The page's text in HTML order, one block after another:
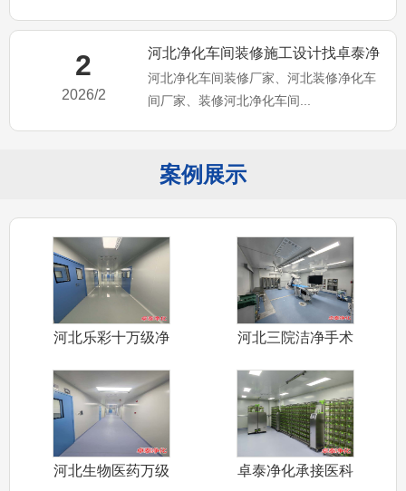
2
2026/2
河北净化车间装修施工设计找卓泰净
化工程公司（卓泰净化简介）
河北净化车间装修厂家、河北装修净化车
间厂家、装修河北净化车间...
案例展示
河北乐彩十万级净
河北三院洁净手术
河北生物医药万级
卓泰净化承接医科